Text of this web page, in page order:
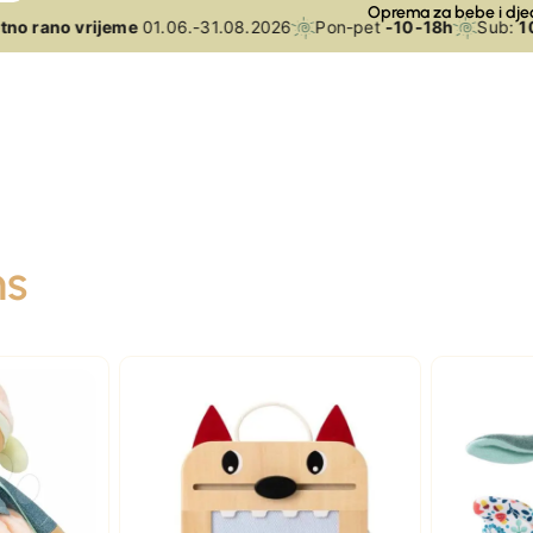
rano vrijeme01.06.-31.08.2026 Pon-pet-10-18h Sub:10-
Oprema za bebe i